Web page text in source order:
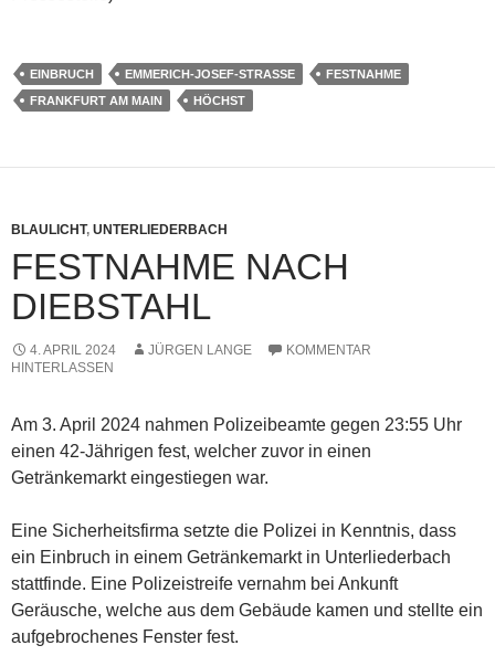
EINBRUCH EMMERICH-JOSEF-STRASSE
FESTNAHME
FRANKFURT AM MAIN
HÖCHST
BLAULICHT, UNTERLIEDERBACH
FESTNAHME NACH
DIEBSTAHL
4. APRIL 2024 JÜRGEN LANGE
KOMMENTAR
HINTERLASSEN
Am 3. April 2024 nahmen Polizeibeamte gegen 23:55 Uhr
einen 42-Jährigen fest, welcher zuvor in einen
Getränkemarkt eingestiegen war.
Eine Sicherheitsfirma setzte die Polizei in Kenntnis, dass
ein Einbruch in einem Getränkemarkt in Unterliederbach
stattfinde. Eine Polizeistreife vernahm bei Ankunft
Geräusche, welche aus dem Gebäude kamen und stellte ein
aufgebrochenes Fenster fest.